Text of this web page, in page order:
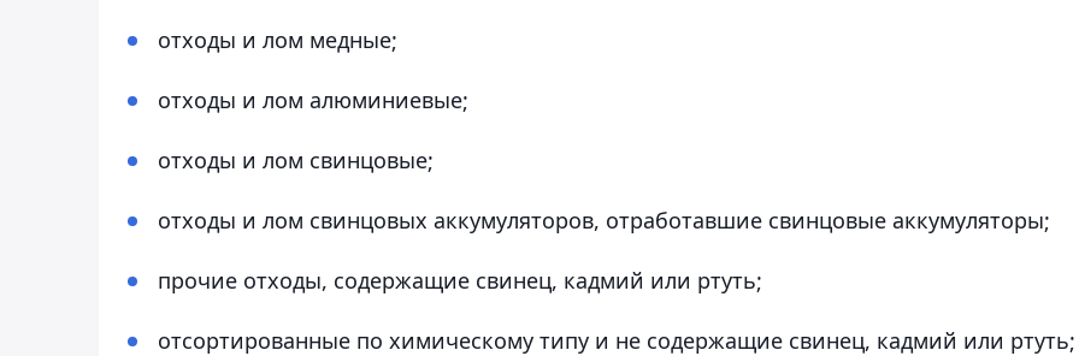
отходы и лом медные;
отходы и лом алюминиевые;
отходы и лом свинцовые;
отходы и лом свинцовых аккумуляторов, отработавшие свинцовые аккумуляторы;
прочие отходы, содержащие свинец, кадмий или ртуть;
отсортированные по химическому типу и не содержащие свинец, кадмий или ртуть;